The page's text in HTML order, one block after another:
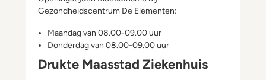
Gezondheidscentrum De Elementen:
Maandag van 08.00-09.00 uur
Donderdag van 08.00-09.00 uur
Drukte Maasstad Ziekenhuis